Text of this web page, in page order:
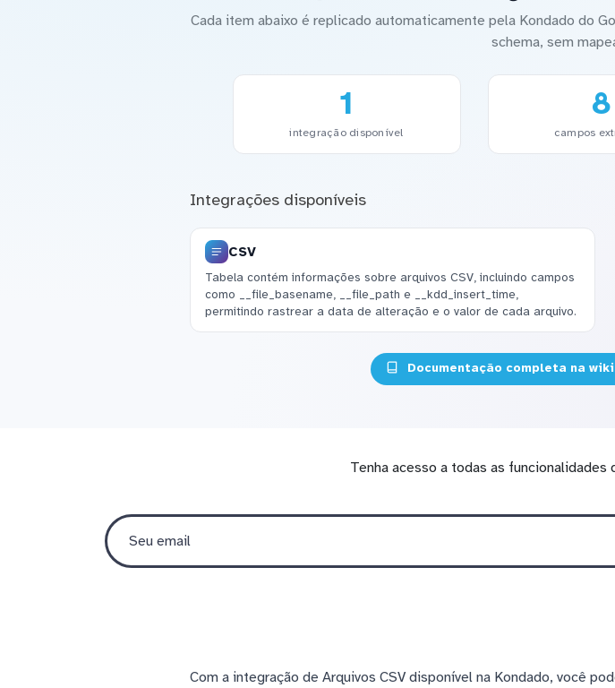
Cada item abaixo é replicado automaticamente pela Kondado do
schema, sem
1
integração disponível
8
campos
Integrações disponíveis
CSV
Tabela contém informações sobre arquivos CSV, incluindo campos
como __file_basename, __file_path e __kdd_insert_time,
permitindo rastrear a data de alteração e o valor de cada arquivo.
Documentação completa na
Tenha acesso a todas as
Com a integração de Arquivos CSV disponível na Kondado, você